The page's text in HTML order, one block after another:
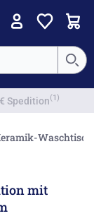
Waschtisch
mit